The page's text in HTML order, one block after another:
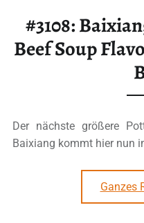
#3108:
Beef Soup
Der nächste größere
Baixiang kommt hier nun
Ganzes